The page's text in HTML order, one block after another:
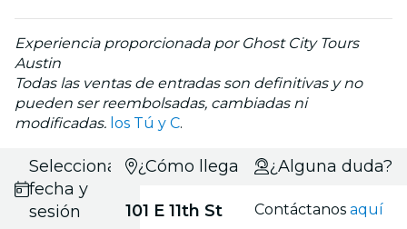
Experiencia proporcionada por Ghost City Tours
Austin
Todas las ventas de entradas son definitivas y no
pueden ser reembolsadas, cambiadas ni
modificadas. los Tú y C.
Selecciona
fecha y
sesión
¿Cómo llegar?
101 E 11th St
¿Alguna duda?
Contáctanosaquí